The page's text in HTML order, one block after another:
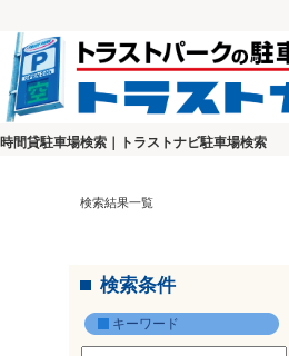
時間貸駐車場検索｜トラストナビ駐車場検索
検索結果一覧
検索条件
キーワード